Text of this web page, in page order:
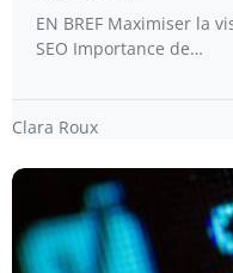
EN BREF Maximiser la
SEO Importance de…
Clara Roux